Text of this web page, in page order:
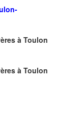
à Toulon
àToulon